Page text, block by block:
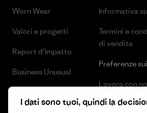
Worn Wear
Valori e progetti
Report d’Impatto
Business Unusual
Informativa
Termini e
di vendita
Preferenze
Lavora con
Stampa e
I dati sono tuoi, quindi la